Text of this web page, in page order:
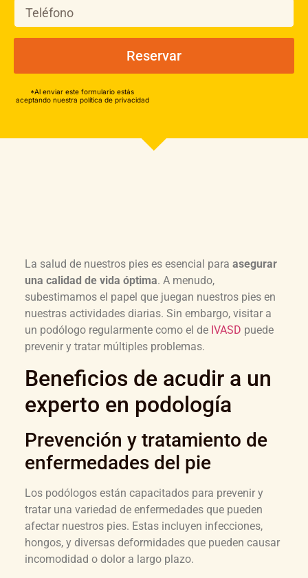
Reservar
*Al enviar este formulario estás
aceptando nuestra política de privacidad
La salud de nuestros pies es esencial para asegurar
una calidad de vida óptima. A menudo,
subestimamos el papel que juegan nuestros pies en
nuestras actividades diarias. Sin embargo, visitar a
un podólogo regularmente como el de IVASD puede
prevenir y tratar múltiples problemas.
Beneficios de acudir a un
experto en podología
Prevención y tratamiento de
enfermedades del pie
Los podólogos están capacitados para prevenir y
tratar una variedad de enfermedades que pueden
afectar nuestros pies. Estas incluyen infecciones,
hongos, y diversas deformidades que pueden causar
incomodidad o dolor a largo plazo.